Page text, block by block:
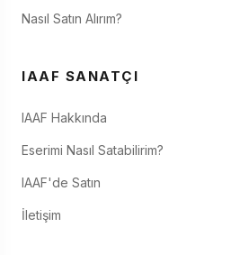
Nasıl Satın Alırım?
IAAF SANATÇI
IAAF Hakkında
Eserimi Nasıl Satabilirim?
IAAF'de Satın
İletişim